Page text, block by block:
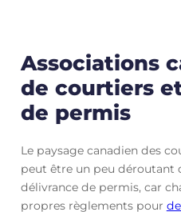
Associations
de courtiers
de permis
Le paysage canadien des
peut être un peu déroutant
délivrance de permis, car
propres règlements pour